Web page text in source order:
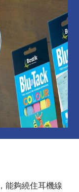
能夠繞住耳機線